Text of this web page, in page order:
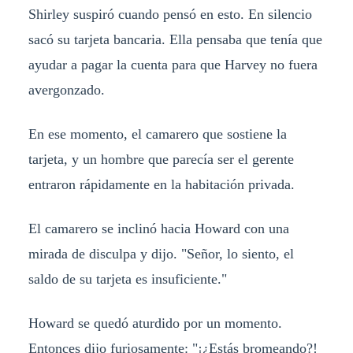
Shirley suspiró cuando pensó en esto. En silencio
sacó su tarjeta bancaria. Ella pensaba que tenía que
ayudar a pagar la cuenta para que Harvey no fuera
avergonzado.
En ese momento, el camarero que sostiene la
tarjeta, y un hombre que parecía ser el gerente
entraron rápidamente en la habitación privada.
El camarero se inclinó hacia Howard con una
mirada de disculpa y dijo. "Señor, lo siento, el
saldo de su tarjeta es insuficiente."
Howard se quedó aturdido por un momento.
Entonces dijo furiosamente: "¡¿Estás bromeando?!